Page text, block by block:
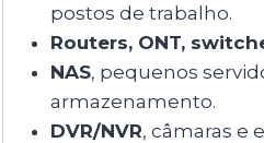
postos de trabalho.
Routers, ONT,
NAS, pequenos
armazenamento.
DVR/NVR, câmaras e